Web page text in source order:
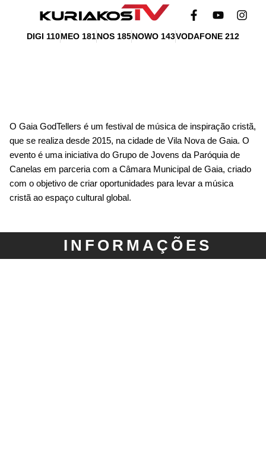
DIGI 110MEO 181NOS 185NOWO 143VODAFONE 212
O Gaia GodTellers é um festival de música de inspiração cristã,
que se realiza desde 2015, na cidade de Vila Nova de Gaia. O
evento é uma iniciativa do Grupo de Jovens da Paróquia de
Canelas em parceria com a Câmara Municipal de Gaia, criado
com o objetivo de criar oportunidades para levar a música
cristã ao espaço cultural global.
INFORMAÇÕES